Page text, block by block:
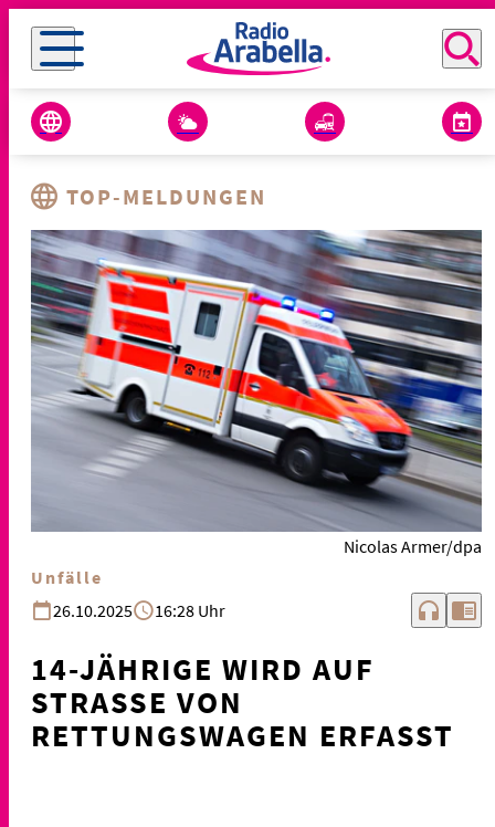
TOP-MELDUNGEN
Nicolas Armer/dpa
Unfälle
26.10.2025
16:28 Uhr headphones chrome_reader_mode
14-JÄHRIGE WIRD AUF
STRASSE VON R
ETTUNGSWAGEN ERFASST